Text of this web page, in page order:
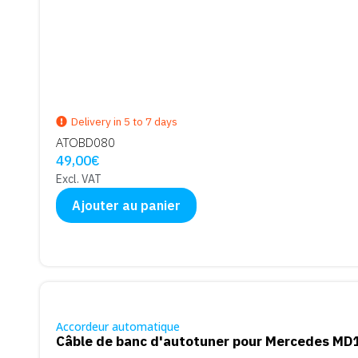
Delivery in 5 to 7 days
ATOBD080
49,00€
Excl. VAT
Ajouter au panier
Accordeur automatique
Câble de banc d'autotuner pour Mercedes